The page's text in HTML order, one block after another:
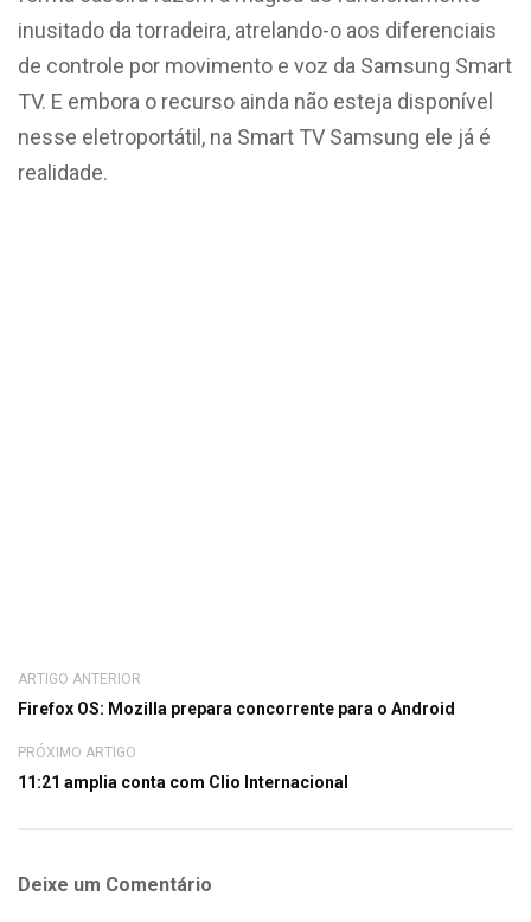
inusitado da torradeira, atrelando-o aos diferenciais
de controle por movimento e voz da Samsung Smart
TV. E embora o recurso ainda não esteja disponível
nesse eletroportátil, na Smart TV Samsung ele já é
realidade.
ARTIGO ANTERIOR
Firefox OS: Mozilla prepara concorrente para o Android
PRÓXIMO ARTIGO
11:21 amplia conta com Clio Internacional
Deixe um Comentário